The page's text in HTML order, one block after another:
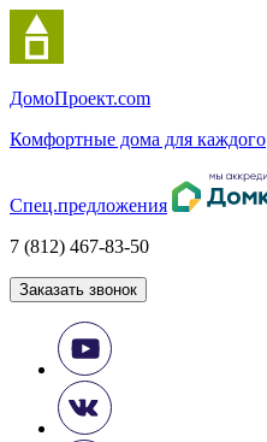
ДомоПроект.com
Комфортные дома для каждого
Спец.предложения
7 (812) 467-83-50
Заказать звонок